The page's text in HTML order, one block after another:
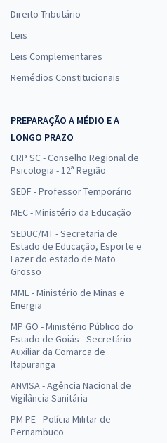
Direito Tributário
Leis
Leis Complementares
Remédios Constitucionais
PREPARAÇÃO A MÉDIO E A
LONGO PRAZO
CRP SC - Conselho Regional de
Psicologia - 12ª Região
SEDF - Professor Temporário
MEC - Ministério da Educação
SEDUC/MT - Secretaria de
Estado de Educação, Esporte e
Lazer do estado de Mato
Grosso
MME - Ministério de Minas e
Energia
MP GO - Ministério Público do
Estado de Goiás - Secretário
Auxiliar da Comarca de
Itapuranga
ANVISA - Agência Nacional de
Vigilância Sanitária
PM PE - Polícia Militar de
Pernambuco